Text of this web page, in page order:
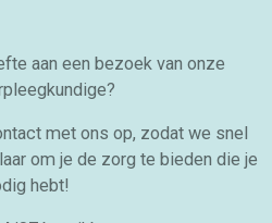
aan een bezoek van onze
met ons op, zodat we snel
om je de zorg te bieden die je
hebt!